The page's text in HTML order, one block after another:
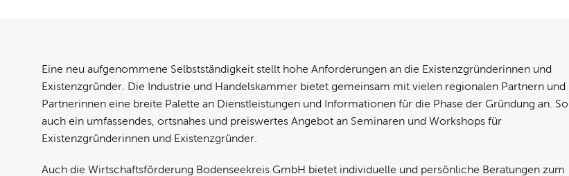
Eine neu aufgenommene Selbstständigkeit stellt hohe Anforderungen an die Existenzgründerinnen und
Existenzgründer. Die Industrie und Handelskammer bietet gemeinsam mit vielen regionalen Partnern und
Partnerinnen eine breite Palette an Dienstleistungen und Informationen für die Phase der Gründung an. So
auch ein umfassendes, ortsnahes und preiswertes Angebot an Seminaren und Workshops für
Existenzgründerinnen und Existenzgründer.
Auch die Wirtschaftsförderung Bodenseekreis GmbH bietet individuelle und persönliche Beratungen zum